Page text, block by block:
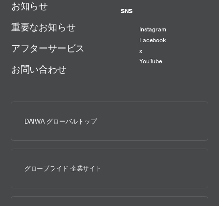
お知らせ
重要なお知らせ
アフターサービス
お問い合わせ
SNS
Instagram
Facebook
x
YouTube
DAIWA グローバルトップ
グローブライド 企業サイト